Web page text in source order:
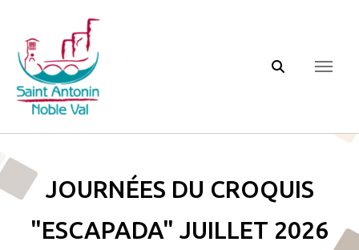
Journées du croquis
"ESCAPADA" juillet 2026